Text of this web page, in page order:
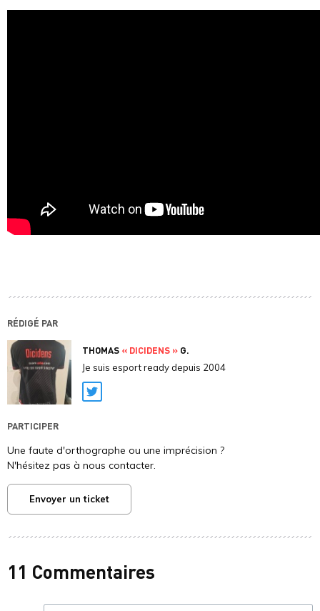
RÉDIGÉ PAR
THOMAS « DICIDENS » G.
Je suis esport ready depuis 2004
Twitter
PARTICIPER
Une faute d'orthographe ou une imprécision ?
N'hésitez pas à nous contacter.
Envoyer un ticket
11 Commentaires